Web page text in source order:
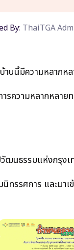
By: ThaiTGA
านนี้มีความหลาก
รความหลากหลา
ฒนธรรมแห่งกรุง
ทรรศการ และมา